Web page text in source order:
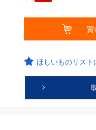
ほしいものリスト